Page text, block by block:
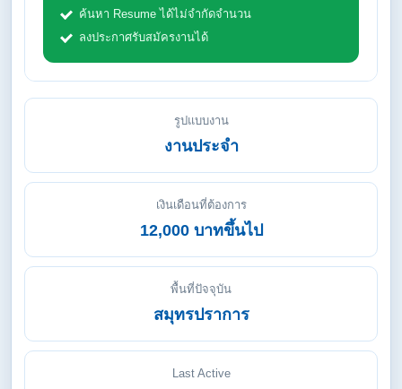
ค้นหา Resume ได้ไม่จำกัดจำนวน
ลงประกาศรับสมัครงานได้
รูปแบบงาน
งานประจำ
เงินเดือนที่ต้องการ
12,000 บาทขึ้นไป
พื้นที่ปัจจุบัน
สมุทรปราการ
Last Active